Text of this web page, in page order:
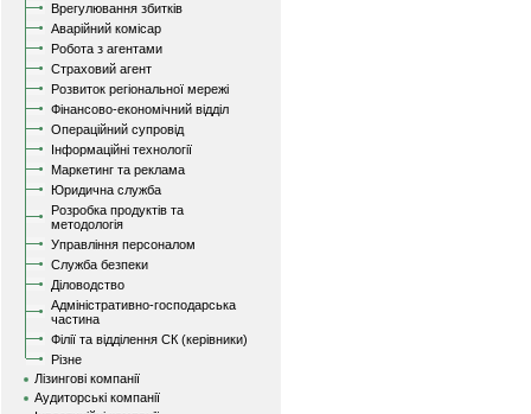
Врегулювання збитків
Аварійний комісар
Робота з агентами
Страховий агент
Розвиток регіональної мережі
Фінансово-економічний відділ
Операційний супровід
Інформаційні технології
Маркетинг та реклама
Юридична служба
Розробка продуктів та
методологія
Управління персоналом
Служба безпеки
Діловодство
Адміністративно-господарська
частина
Філії та відділення СК (керівники)
Різне
Лізингові компанії
Аудиторські компанії